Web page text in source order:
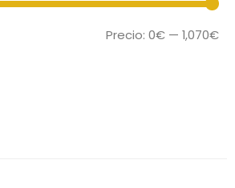
Precio: 0€ — 1,070€